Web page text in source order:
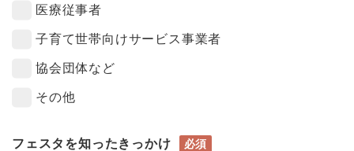
医療従事者
子育て世帯向けサービス事業者
協会団体など
その他
フェスタを知ったきっかけ 必須